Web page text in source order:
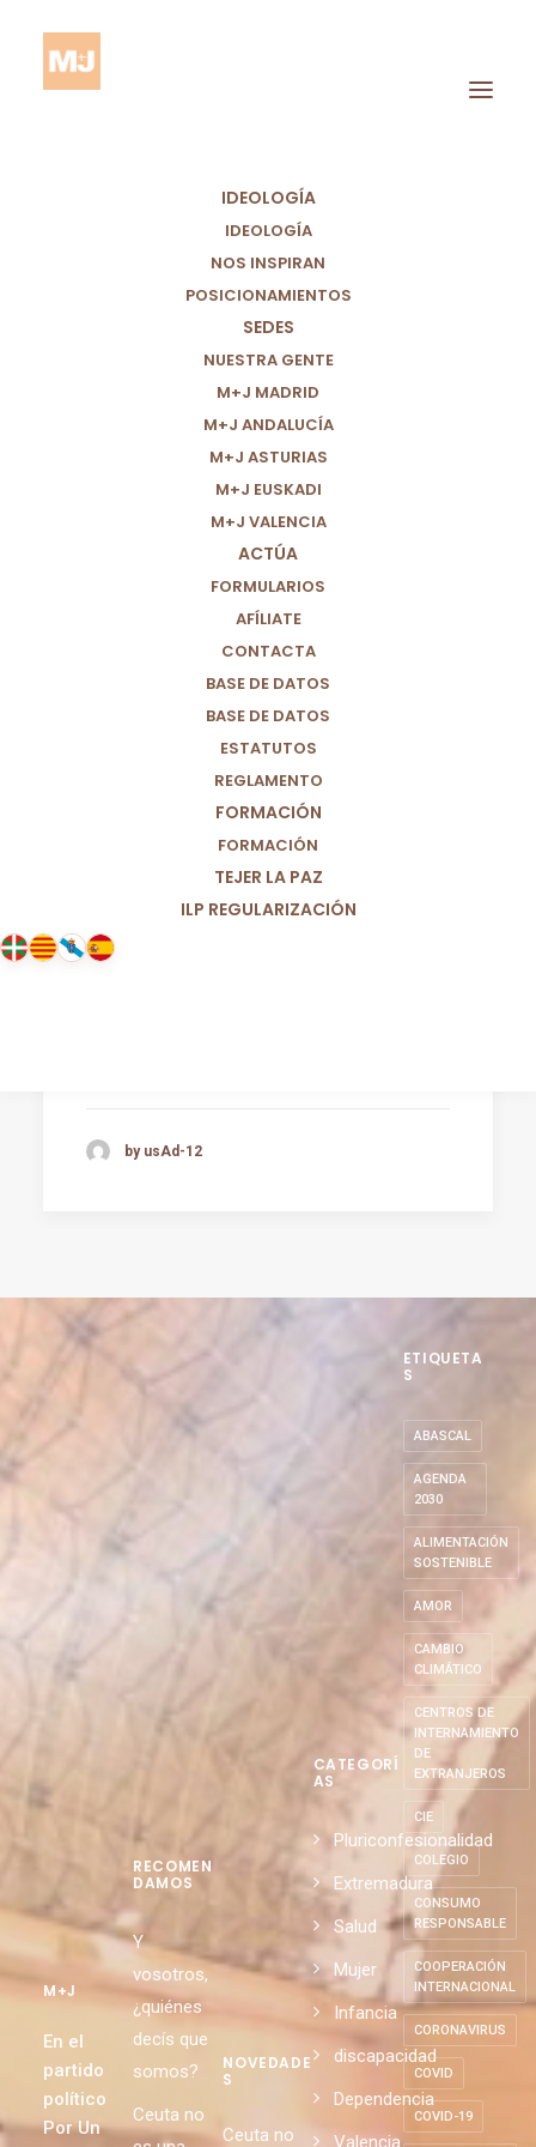
IDEOLOGÍA
IDEOLOGÍA
NOS INSPIRAN
POSICIONAMIENTOS
SEDES
NUESTRA GENTE
M+J MADRID
M+J ANDALUCÍA
M+J ASTURIAS
M+J EUSKADI
M+J VALENCIA
ACTÚA
FORMULARIOS
AFÍLIATE
CONTACTA
BASE DE DATOS
BASE DE DATOS
ESTATUTOS
REGLAMENTO
FORMACIÓN
FORMACIÓN
TEJER LA PAZ
ILP REGULARIZACIÓN
Joe Biden
by usAd-12
M+J
En el
partido
político
Por Un
RECOMEN
DAMOS
Y
vosotros,
¿quiénes
decís que
somos?
Ceuta no
NOVEDADE
S
Ceuta no
CATEGORÍ
AS
Pluriconfesionalidad
Extremadura
Salud
Mujer
Infancia
discapacidad
Dependencia
Valencia
ETIQUETA
S
ABASCAL
AGENDA
2030
ALIMENTACIÓN
SOSTENIBLE
AMOR
CAMBIO
CLIMÁTICO
CENTROS DE
INTERNAMIENTO
DE
EXTRANJEROS
CIE
COLEGIO
CONSUMO
RESPONSABLE
COOPERACIÓN
INTERNACIONAL
CORONAVIRUS
COVID
COVID-19